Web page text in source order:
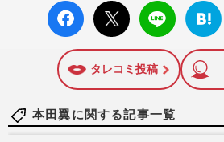
facebo
ok い
X ポス
ト
LINE
はてな
ブック
に追加
タレコミ投稿
本田翼に関する記事一覧